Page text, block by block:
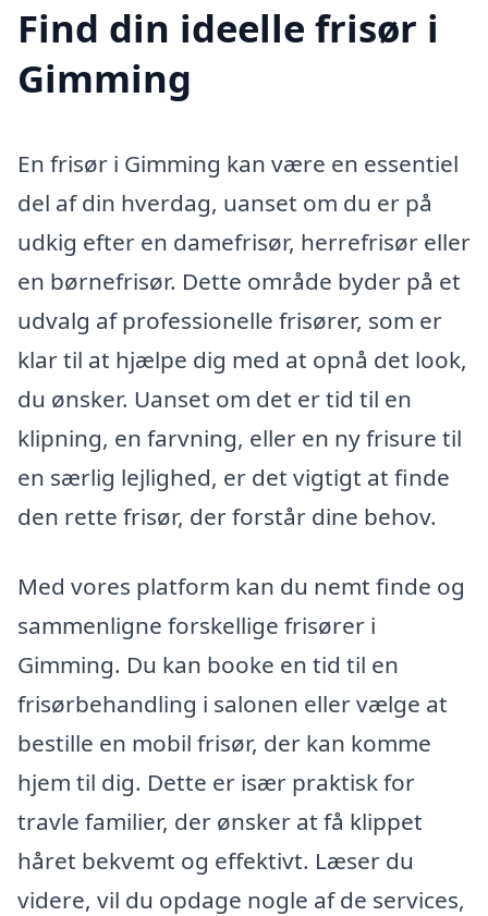
Find din ideelle frisør i
Gimming
En frisør i Gimming kan være en essentiel
del af din hverdag, uanset om du er på
udkig efter en damefrisør, herrefrisør eller
en børnefrisør. Dette område byder på et
udvalg af professionelle frisører, som er
klar til at hjælpe dig med at opnå det look,
du ønsker. Uanset om det er tid til en
klipning, en farvning, eller en ny frisure til
en særlig lejlighed, er det vigtigt at finde
den rette frisør, der forstår dine behov.
Med vores platform kan du nemt finde og
sammenligne forskellige frisører i
Gimming. Du kan booke en tid til en
frisørbehandling i salonen eller vælge at
bestille en mobil frisør, der kan komme
hjem til dig. Dette er især praktisk for
travle familier, der ønsker at få klippet
håret bekvemt og effektivt. Læser du
videre, vil du opdage nogle af de services,